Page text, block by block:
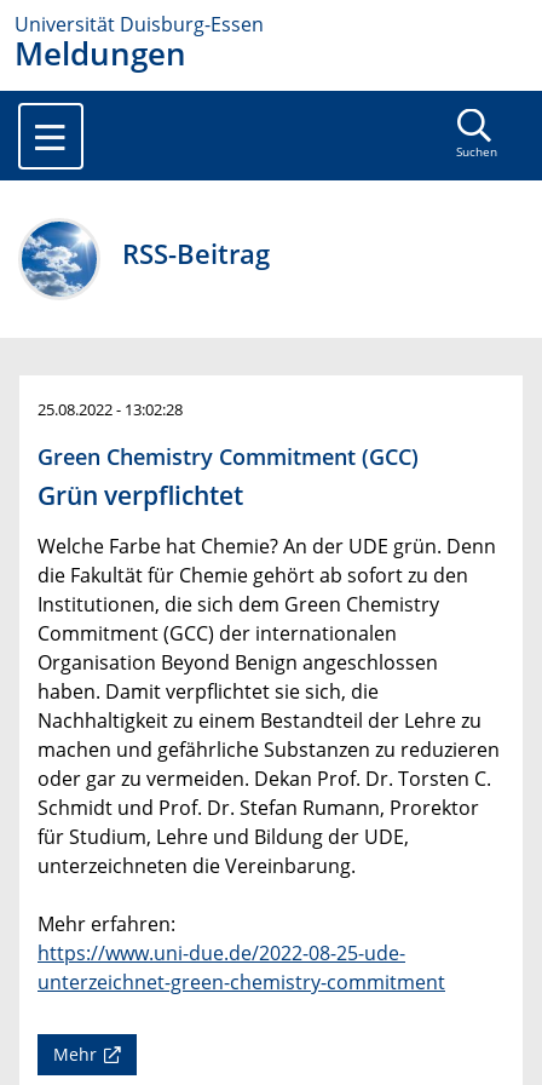
Universität Duisburg-Essen
Meldungen
Suchen
RSS-Beitrag
25.08.2022 - 13:02:28
Green Chemistry Commitment (GCC)
Grün verpflichtet
Welche Farbe hat Chemie? An der UDE grün. Denn
die Fakultät für Chemie gehört ab sofort zu den
Institutionen, die sich dem Green Chemistry
Commitment (GCC) der internationalen
Organisation Beyond Benign angeschlossen
haben. Damit verpflichtet sie sich, die
Nachhaltigkeit zu einem Bestandteil der Lehre zu
machen und gefährliche Substanzen zu reduzieren
oder gar zu vermeiden. Dekan Prof. Dr. Torsten C.
Schmidt und Prof. Dr. Stefan Rumann, Prorektor
für Studium, Lehre und Bildung der UDE,
unterzeichneten die Vereinbarung.
Mehr erfahren:
https://www.uni-due.de/2022-08-25-ude-
unterzeichnet-green-chemistry-commitment
Mehr